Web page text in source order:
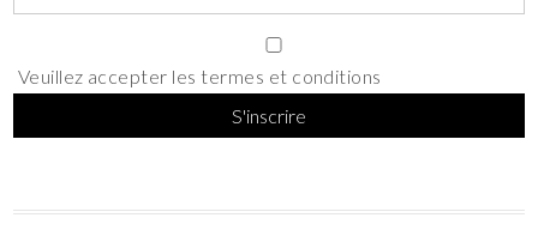
Veuillez accepter les termes et conditions